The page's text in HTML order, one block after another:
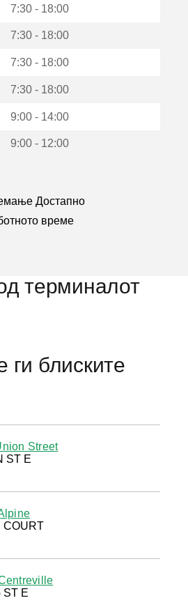
7:30 - 18:00
7:30 - 18:00
7:30 - 18:00
7:30 - 18:00
9:00 - 14:00
9:00 - 12:00
Достапно
време
терминалот
ги блиските
Street
ST E
COURT
ST E